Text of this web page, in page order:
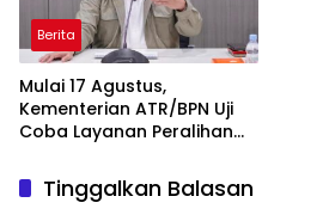
Berita
Mulai 17 Agustus,
Kementerian ATR/BPN Uji
Coba Layanan Peralihan
Tinggalkan Balasan